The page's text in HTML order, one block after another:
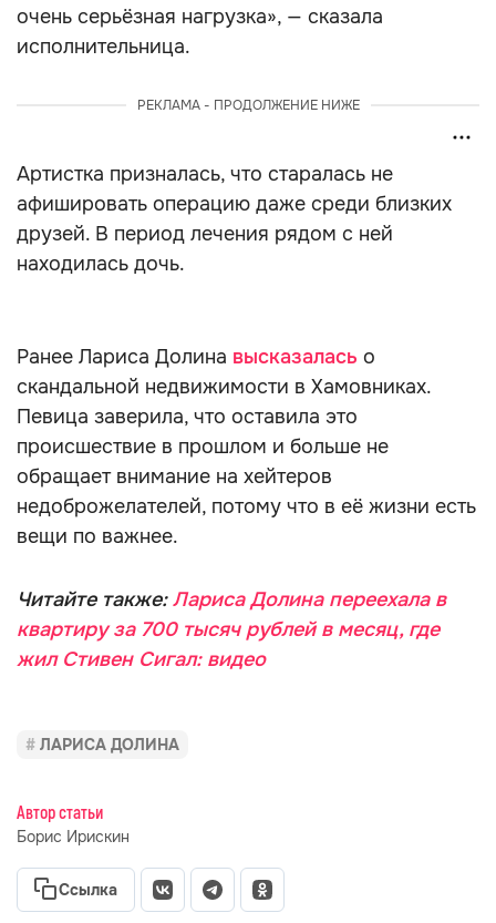
очень серьёзная нагрузка», — сказала
исполнительница.
РЕКЛАМА - ПРОДОЛЖЕНИЕ НИЖЕ
Артистка призналась, что старалась не
афишировать операцию даже среди близких
друзей. В период лечения рядом с ней
находилась дочь.
Ранее Лариса Долина высказалась о
скандальной недвижимости в Хамовниках.
Певица заверила, что оставила это
происшествие в прошлом и больше не
обращает внимание на хейтеров
недоброжелателей, потому что в её жизни есть
вещи по важнее.
Читайте также:Лариса Долина переехала в
квартиру за 700 тысяч рублей в месяц, где
жил Стивен Сигал: видео
ЛАРИСА ДОЛИНА
Автор статьи
Борис Ирискин
Ссылка